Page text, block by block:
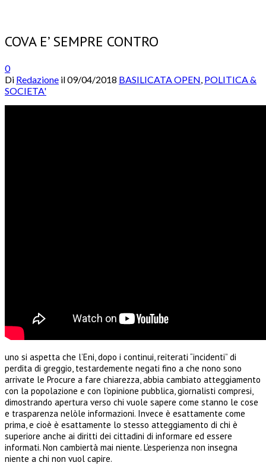
COVA E’ SEMPRE CONTRO
0
Di Redazione il09/04/2018 BASILICATA OPEN, POLITICA &
SOCIETA'
uno si aspetta che l’Eni, dopo i continui, reiterati “incidenti” di
perdita di greggio, testardemente negati fino a che nono sono
arrivate le Procure a fare chiarezza, abbia cambiato atteggiamento
con la popolazione e con l’opinione pubblica, giornalisti compresi,
dimostrando apertura verso chi vuole sapere come stanno le cose
e trasparenza nelòle informazioni. Invece è esattamente come
prima, e cioè è esattamente lo stesso atteggiamento di chi è
superiore anche ai diritti dei cittadini di informare ed essere
informati. Non cambiertà mai niente. L’esperienza non insegna
niente a chi non vuol capire.